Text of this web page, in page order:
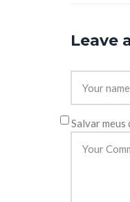
Leave
Salvar meus